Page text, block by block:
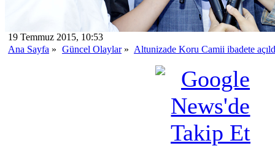
19 Temmuz 2015, 10:53
Ana Sayfa » Güncel Olaylar» Altunizade Koru Camii ibadete